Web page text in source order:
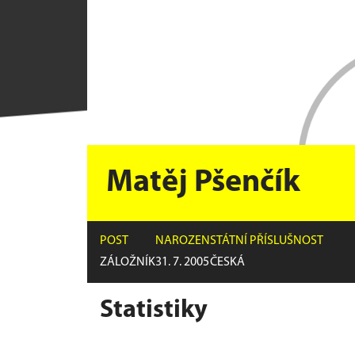
Matěj Pšenčík
POST
ZÁLOŽNÍK
NAROZEN
31. 7. 2005
STÁTNÍ PŘÍSLUŠNOST
ČESKÁ
Statistiky